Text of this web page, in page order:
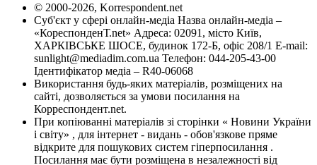
© 2000-2026, Korrespondent.net
Суб'єкт у сфері онлайн-медіа Назва онлайн-медіа –
«КореспонденТ.net» Адреса: 02091, місто Київ,
ХАРКІВСЬКЕ ШОСЕ, будинок 172-Б, офіс 208/1 E-mail:
sunlight@mediadim.com.ua Телефон: 044-205-43-00
Ідентифікатор медіа – R40-06068
Використання будь-яких матеріалів, розміщених на
сайті, дозволяється за умови посилання на
Корреспондент.net.
При копіюванні матеріалів зі сторінки « Новини України
і світу» , для інтернет - видань - обов'язкове пряме
відкрите для пошукових систем гіперпосилання .
Посилання має бути розміщена в незалежності від